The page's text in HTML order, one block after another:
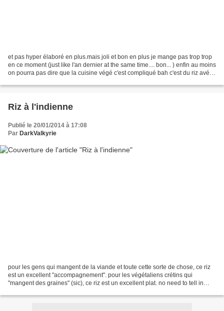
et pas hyper élaboré en plus.mais joli et bon en plus je mange pas trop trop
en ce moment (just like l'an dernier at the same time.... bon... ) enfin au moins
on pourra pas dire que la cuisine végé c'est compliqué bah c'est du riz avé
Riz à l'indienne
Publié le 20/01/2014 à 17:08
Par DarkValkyrie
pour les gens qui mangent de la viande et toute cette sorte de chose, ce riz
est un excellent "accompagnement". pour les végétaliens crétins qui
"mangent des graines" (sic), ce riz est un excellent plat. no need to tell in